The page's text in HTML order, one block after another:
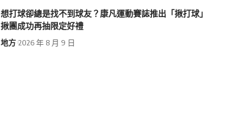
想打球卻總是找不到球友？康凡運動賽誌推出「揪打球」
揪團成功再抽限定好禮
地方 2026 年 8 月 9 日